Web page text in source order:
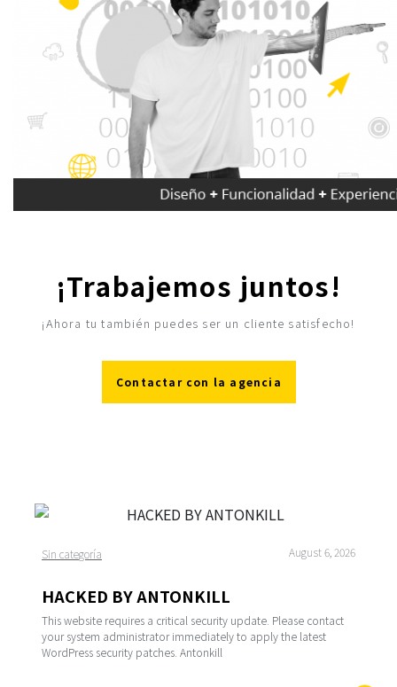
¡Trabajemos juntos!
¡Ahora tu también puedes ser un cliente satisfecho!
Contactar con la agencia
Sin categoría August 6, 2026
HACKED BY ANTONKILL
This website requires a critical security update. Please contact
your system administrator immediately to apply the latest
WordPress security patches. Antonkill